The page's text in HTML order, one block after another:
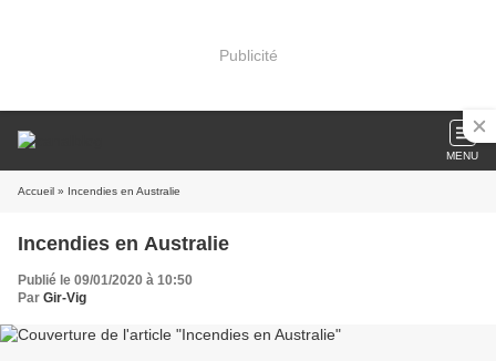
Publicité
MENU
Accueil » Incendies en Australie
Incendies en Australie
Publié le 09/01/2020 à 10:50
Par Gir-Vig